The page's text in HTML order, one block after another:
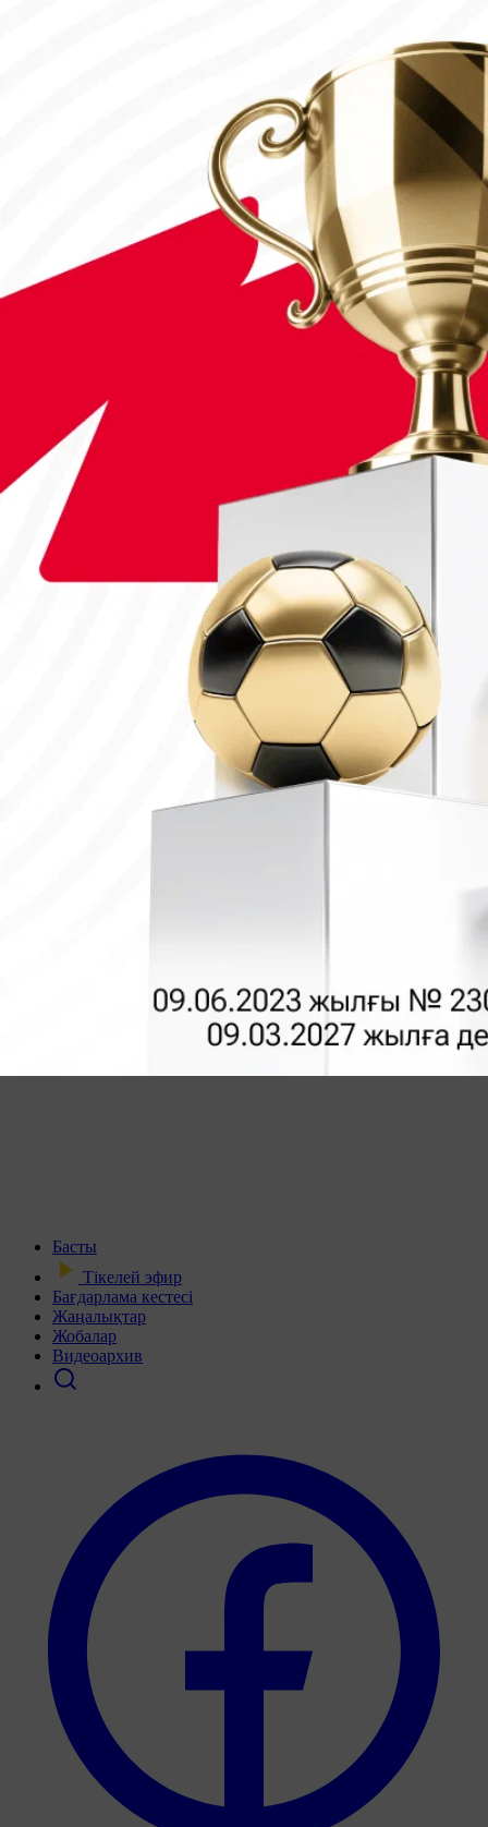
Басты
Тікелей эфир
Бағдарлама кестесі
Жаңалықтар
Жобалар
Видеоархив